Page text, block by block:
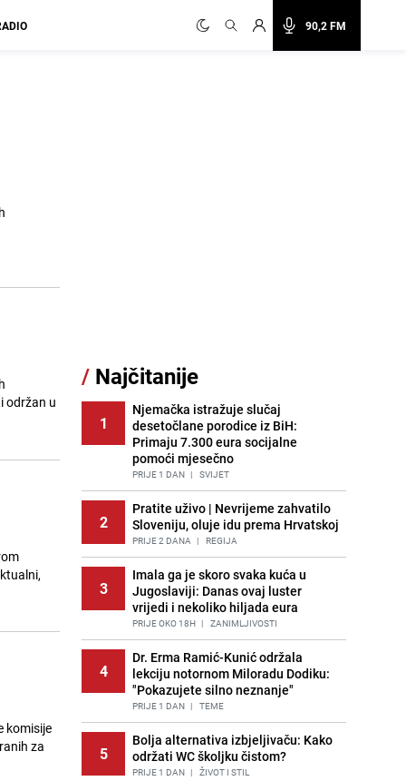
90,2 FM
održan u
komisije
za
/ Najčitanije
1
Njemačka istražuje slučaj
desetočlane porodice iz BiH:
Primaju 7.300 eura socijalne
pomoći mjesečno
PRIJE 1 DAN | SVIJET
2
Pratite uživo | Nevrijeme zahvatilo
Sloveniju, oluje idu prema Hrvatskoj
PRIJE 2 DANA | REGIJA
3
Imala ga je skoro svaka kuća u
Jugoslaviji: Danas ovaj luster
vrijedi i nekoliko hiljada eura
PRIJE OKO 18H | ZANIMLJIVOSTI
4
Dr. Erma Ramić-Kunić održala
lekciju notornom Miloradu Dodiku:
"Pokazujete silno neznanje"
PRIJE 1 DAN | TEME
5
Bolja alternativa izbjeljivaču: Kako
održati WC školjku čistom?
PRIJE 1 DAN | ŽIVOT I STIL